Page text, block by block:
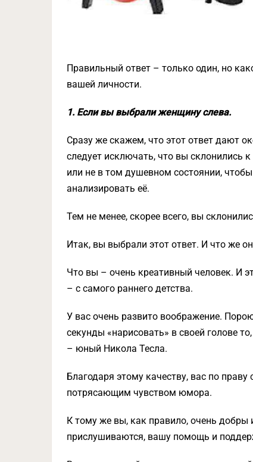
Правильный ответ – только один, но
вашей личности.
1. Если вы выбрали женщину слева.
Сразу же скажем, что этот ответ дают
следует исключать, что вы склонились
или не в том душевном состоянии,
анализировать её.
Тем не менее, скорее всего, вы
Итак, вы выбрали этот ответ. И что же
Что вы – очень креативный человек. И
– с самого раннего детства.
У вас очень развито воображение.
секунды «нарисовать» в своей голове
– юный Никола Тесла.
Благодаря этому качеству, вас по
потрясающим чувством юмора.
К тому же вы, как правило, очень
прислушиваются, вашу помощь и